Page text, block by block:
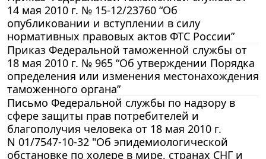
14 мая 2010 г. № 15-12/23760 “Об
опубликовании и вступлении в силу
нормативных правовых актов ФТС России”
Приказ Федеральной таможенной службы от
18 мая 2010 г. № 965 “Об утверждении Порядка
определения или изменения местонахождения
таможенного органа”
Письмо Федеральной службы по надзору в
сфере защиты прав потребителей и
благополучия человека от 18 мая 2010 г.
N 01/7547-10-32 "Об эпидемиологической
обстановке по холере в мире, странах СНГ и